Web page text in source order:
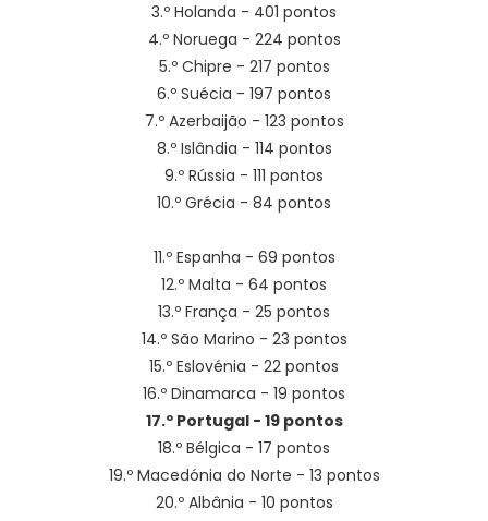
3.º Holanda - 401 pontos
4.º Noruega - 224 pontos
5.º Chipre - 217 pontos
6.º Suécia - 197 pontos
7.º Azerbaijão - 123 pontos
8.º Islândia - 114 pontos
9.º Rússia - 111 pontos
10.º Grécia - 84 pontos
11.º Espanha - 69 pontos
12.º Malta - 64 pontos
13.º França - 25 pontos
14.º São Marino - 23 pontos
15.º Eslovénia - 22 pontos
16.º Dinamarca - 19 pontos
17.º Portugal - 19 pontos
18.º Bélgica - 17 pontos
19.º Macedónia do Norte - 13 pontos
20.º Albânia - 10 pontos